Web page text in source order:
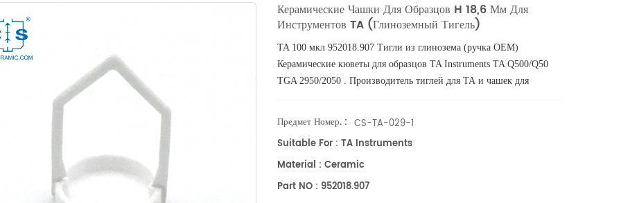
Керамические Чашки Для Образцов H 18,6 Мм Для
Инструментов TA (глиноземный Тигель)
TA 100 мкл 952018.907 Тигли из глинозема (ручка OEM)
Керамические кюветы для образцов TA Instruments TA Q500/Q50
TGA 2950/2050 . Производитель тиглей для ТА и чашек для
Предмет Номер. : CS-TA-029-1
Suitable For : TA Instruments
Material : Ceramic
Part NO : 952018.907